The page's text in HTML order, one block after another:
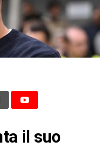
il suo